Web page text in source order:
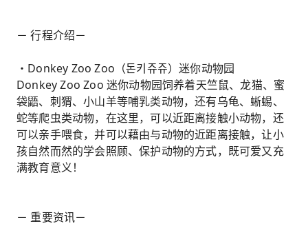
－ 行程介绍－
・Donkey Zoo Zoo（돈키쥬쥬）迷你动物园
Donkey Zoo Zoo 迷你动物园饲养着天竺鼠、龙猫、蜜
袋鼯、刺猬、小山羊等哺乳类动物，还有乌龟、蜥蜴、
蛇等爬虫类动物，在这里，可以近距离接触小动物，还
可以亲手喂食，并可以藉由与动物的近距离接触，让小
孩自然而然的学会照顾、保护动物的方式，既可爱又充
满教育意义！
－ 重要资讯－